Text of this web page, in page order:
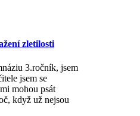
zletilosti
3.ročník, jsem
jsem se
mohou psát
když už nejsou